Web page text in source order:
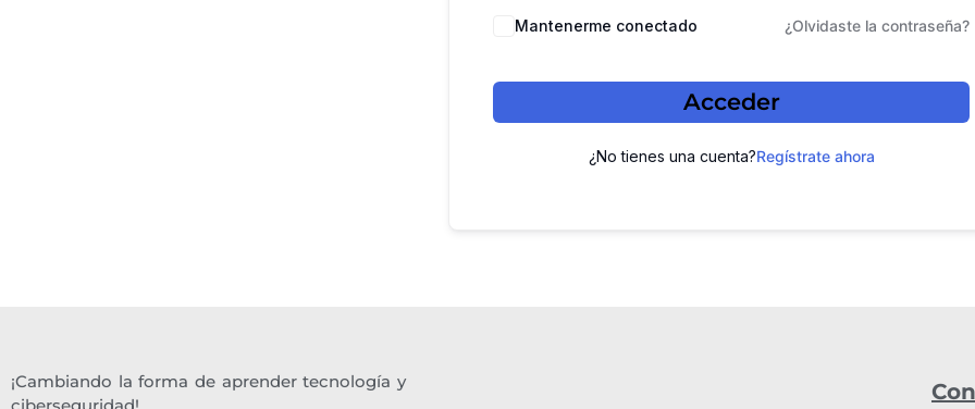
Mantenerme conectado ¿Olvidaste la contraseña?
Acceder
¿No tienes una cuenta?Regístrate ahora
¡Cambiando la forma de aprender tecnología y